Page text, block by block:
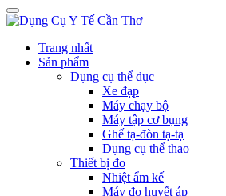
Trang nhất
Sản phẩm
Dụng cụ thể dục
Xe đạp
Máy chạy bộ
Máy tập cơ bụng
Ghế tạ-đòn tạ-tạ
Dụng cụ thể thao
Thiết bị đo
Nhiệt ẩm kế
Máy đo huyết áp